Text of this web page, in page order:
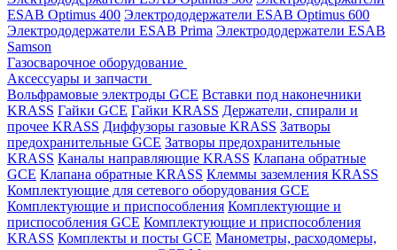
ESAB Optimus 400 Электрододержатели ESAB Optimus 600
Электрододержатели ESAB Prima Электрододержатели ESAB
Samson
Газосварочное оборудование
Аксессуары и запчасти
Вольфрамовые электроды GCE Вставки под наконечники
KRASS Гайки GCE Гайки KRASS Держатели, спирали и
прочее KRASS Диффузоры газовые KRASS Затворы
предохранительные GCE Затворы предохранительные
KRASS Каналы направляющие KRASS Клапана обратные
GCE Клапана обратные KRASS Клеммы заземления KRASS
Комплектующие для сетевого оборудования GCE
Комплектующие и приспособления Комплектующие и
приспособления GCE Комплектующие и приспособления
KRASS Комплекты и посты GCE Манометры, расходомеры,